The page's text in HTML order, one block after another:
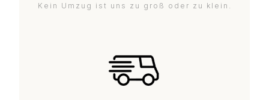
Kein Umzug ist uns zu groß oder zu klein.